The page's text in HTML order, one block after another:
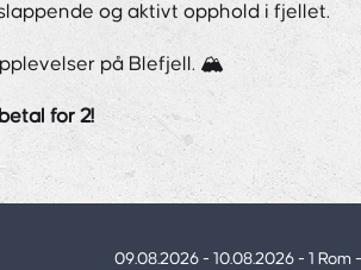
og aktivt opphold i fjellet.
på Blefjell. 🏔️
for 2!
09.08.2026 - 10.08.2026 - 1 Rom -